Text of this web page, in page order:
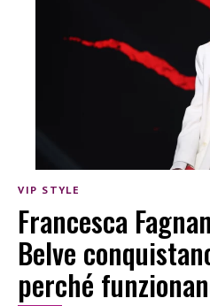
VIP STYLE
Francesca
Belve
perché